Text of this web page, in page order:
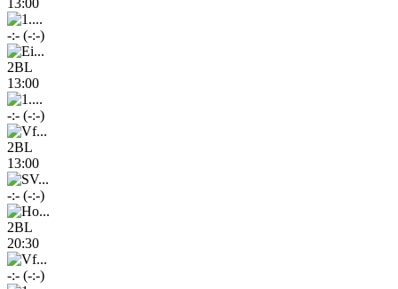
-:- (-:-)
2BL
13:00
-:- (-:-)
2BL
13:00
-:- (-:-)
2BL
20:30
-:- (-:-)